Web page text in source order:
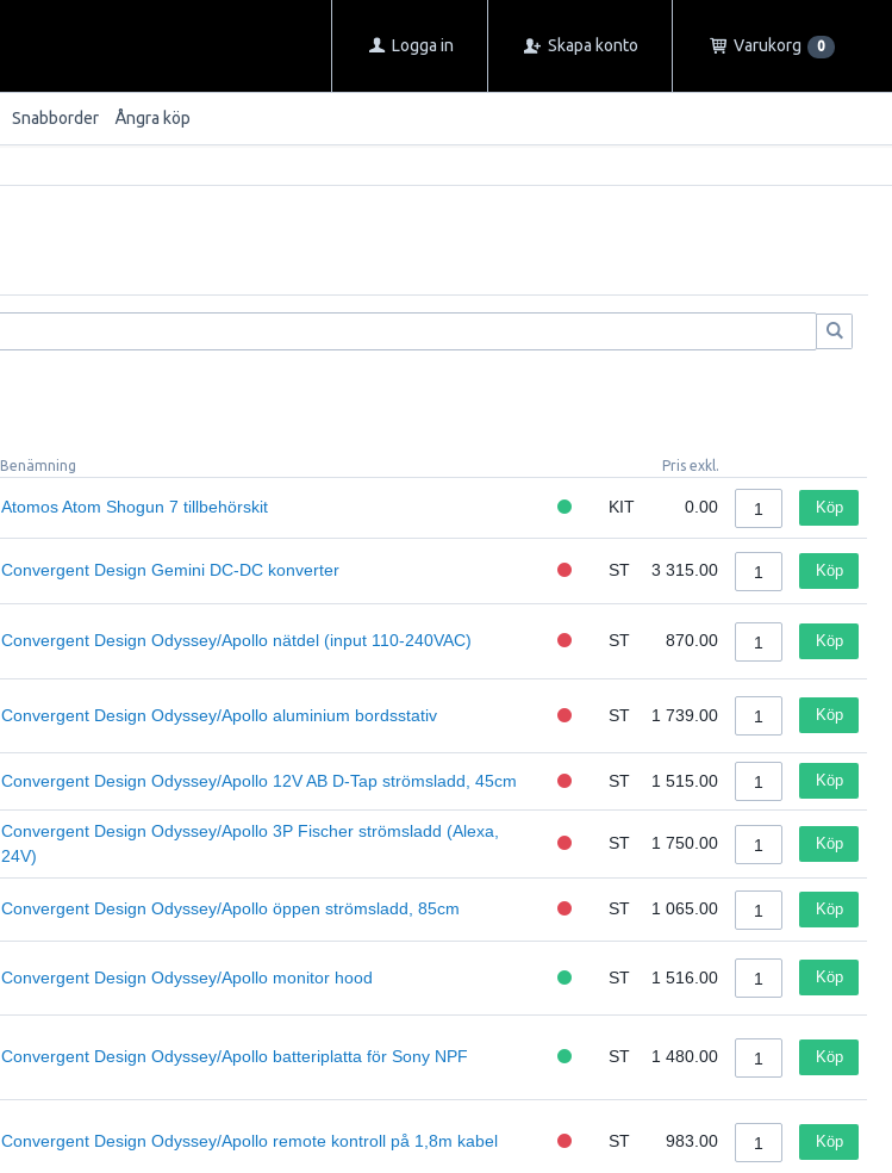
Logga in Skapa konto Varukorg 0
Snabborder Ångra köp
Benämning Pris exkl.
Atomos Atom Shogun 7 tillbehörskit KIT 0.00 Köp
Convergent Design Gemini DC-DC konverter ST 3 315.00 Köp
Convergent Design Odyssey/Apollo nätdel (input 110-240VAC) ST 870.00 Köp
Convergent Design Odyssey/Apollo aluminium bordsstativ ST 1 739.00 Köp
Convergent Design Odyssey/Apollo 12V AB D-Tap strömsladd, 45cm ST 1 515.00 Köp
Convergent Design Odyssey/Apollo 3P Fischer strömsladd (Alexa,
24V)
ST 1 750.00 Köp
Convergent Design Odyssey/Apollo öppen strömsladd, 85cm ST 1 065.00 Köp
Convergent Design Odyssey/Apollo monitor hood ST 1 516.00 Köp
Convergent Design Odyssey/Apollo batteriplatta för Sony NPF ST 1 480.00 Köp
Convergent Design Odyssey/Apollo remote kontroll på 1,8m kabel ST 983.00 Köp